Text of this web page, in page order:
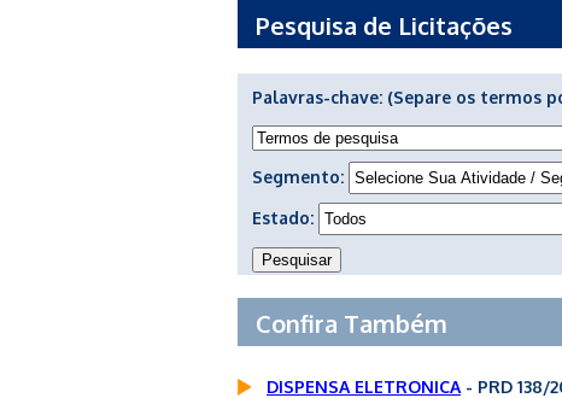
Pesquisa de Licitações
Palavras-chave: (Separe os termos
Segmento:
Estado:
Confira Também
DISPENSA ELETRONICA - PRD 138/